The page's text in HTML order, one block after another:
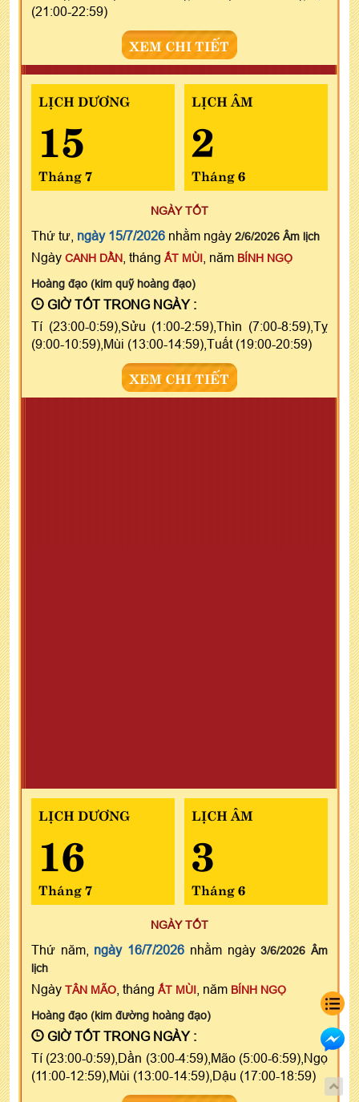
(21:00-22:59)
XEM CHI TIẾT
LỊCH DƯƠNG
15
Tháng 7
LỊCH ÂM
2
Tháng 6
NGÀY TỐT
Thứ tư, ngày 15/7/2026 nhằm ngày 2/6/2026 Âm lịch
Ngày CANH DẦN , tháng ẤT MÙI , năm BÍNH NGỌ
Hoàng đạo (kim quỹ hoàng đạo)
GIỜ TỐT TRONG NGÀY :
Tí (23:00-0:59),Sửu (1:00-2:59),Thìn (7:00-8:59),Tỵ
(9:00-10:59),Mùi (13:00-14:59),Tuất (19:00-20:59)
XEM CHI TIẾT
LỊCH DƯƠNG
16
Tháng 7
LỊCH ÂM
3
Tháng 6
NGÀY TỐT
Thứ năm, ngày 16/7/2026 nhằm ngày3/6/2026 Âm
lịch
Ngày TÂN MÃO , tháng ẤT MÙI , năm BÍNH NGỌ
Hoàng đạo (kim đường hoàng đạo)
GIỜ TỐT TRONG NGÀY :
Tí (23:00-0:59),Dần (3:00-4:59),Mão (5:00-6:59),Ngọ
(11:00-12:59),Mùi (13:00-14:59),Dậu (17:00-18:59)